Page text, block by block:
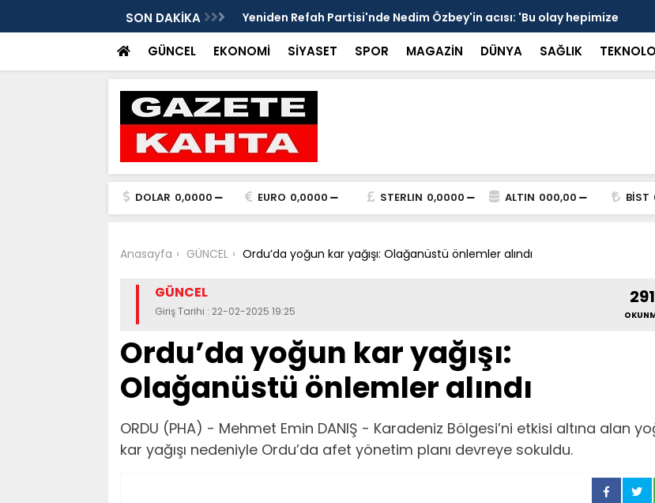
SON DAKİKA
Özbey'in acısı: 'Bu olay hepimize
Kozağaç Ana Deposu devrede: 101 yerleşim birimini kapsayan dev su
projesinde önemli eşik aşıldı
GÜNCEL EKONOMİ SİYASET SPOR MAGAZİN DÜNYA SAĞLIK
DOLAR 0,0000 EURO 0,0000 STERLIN 0,0000 ALTIN 000,00 BİST
Anasayfa GÜNCEL Ordu’da yoğun kar yağışı: Olağanüstü önlemler alındı
GÜNCEL
Giriş Tarihi : 22-02-2025 19:25
291
Ordu’da yoğun kar yağışı:
Olağanüstü önlemler alındı
ORDU (PHA) - Mehmet Emin DANIŞ - Karadeniz Bölgesi’ni etkisi altına alan
kar yağışı nedeniyle Ordu’da afet yönetim planı devreye sokuldu.